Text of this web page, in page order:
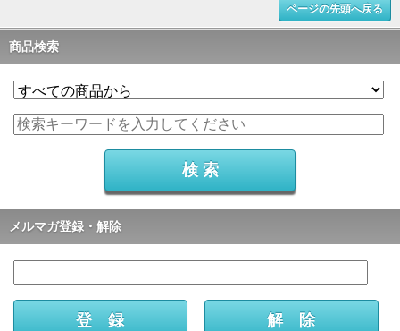
ページの先頭へ戻る
商品検索
メルマガ登録・解除